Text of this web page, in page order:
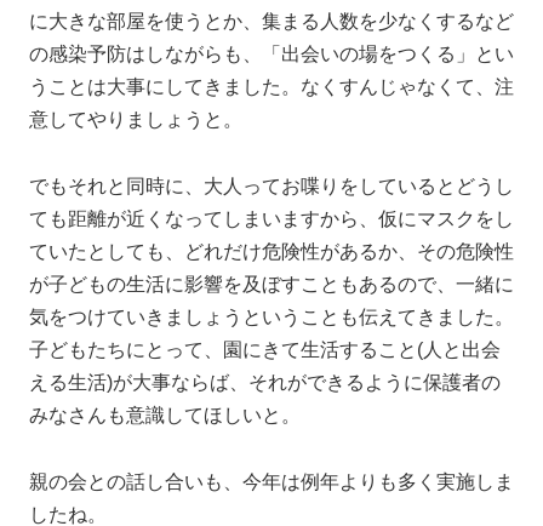
に大きな部屋を使うとか、集まる人数を少なくするなど
の感染予防はしながらも、「出会いの場をつくる」とい
うことは大事にしてきました。なくすんじゃなくて、注
意してやりましょうと。
でもそれと同時に、大人ってお喋りをしているとどうし
ても距離が近くなってしまいますから、仮にマスクをし
ていたとしても、どれだけ危険性があるか、その危険性
が子どもの生活に影響を及ぼすこともあるので、一緒に
気をつけていきましょうということも伝えてきました。
子どもたちにとって、園にきて生活すること(人と出会
える生活)が大事ならば、それができるように保護者の
みなさんも意識してほしいと。
親の会との話し合いも、今年は例年よりも多く実施しま
したね。